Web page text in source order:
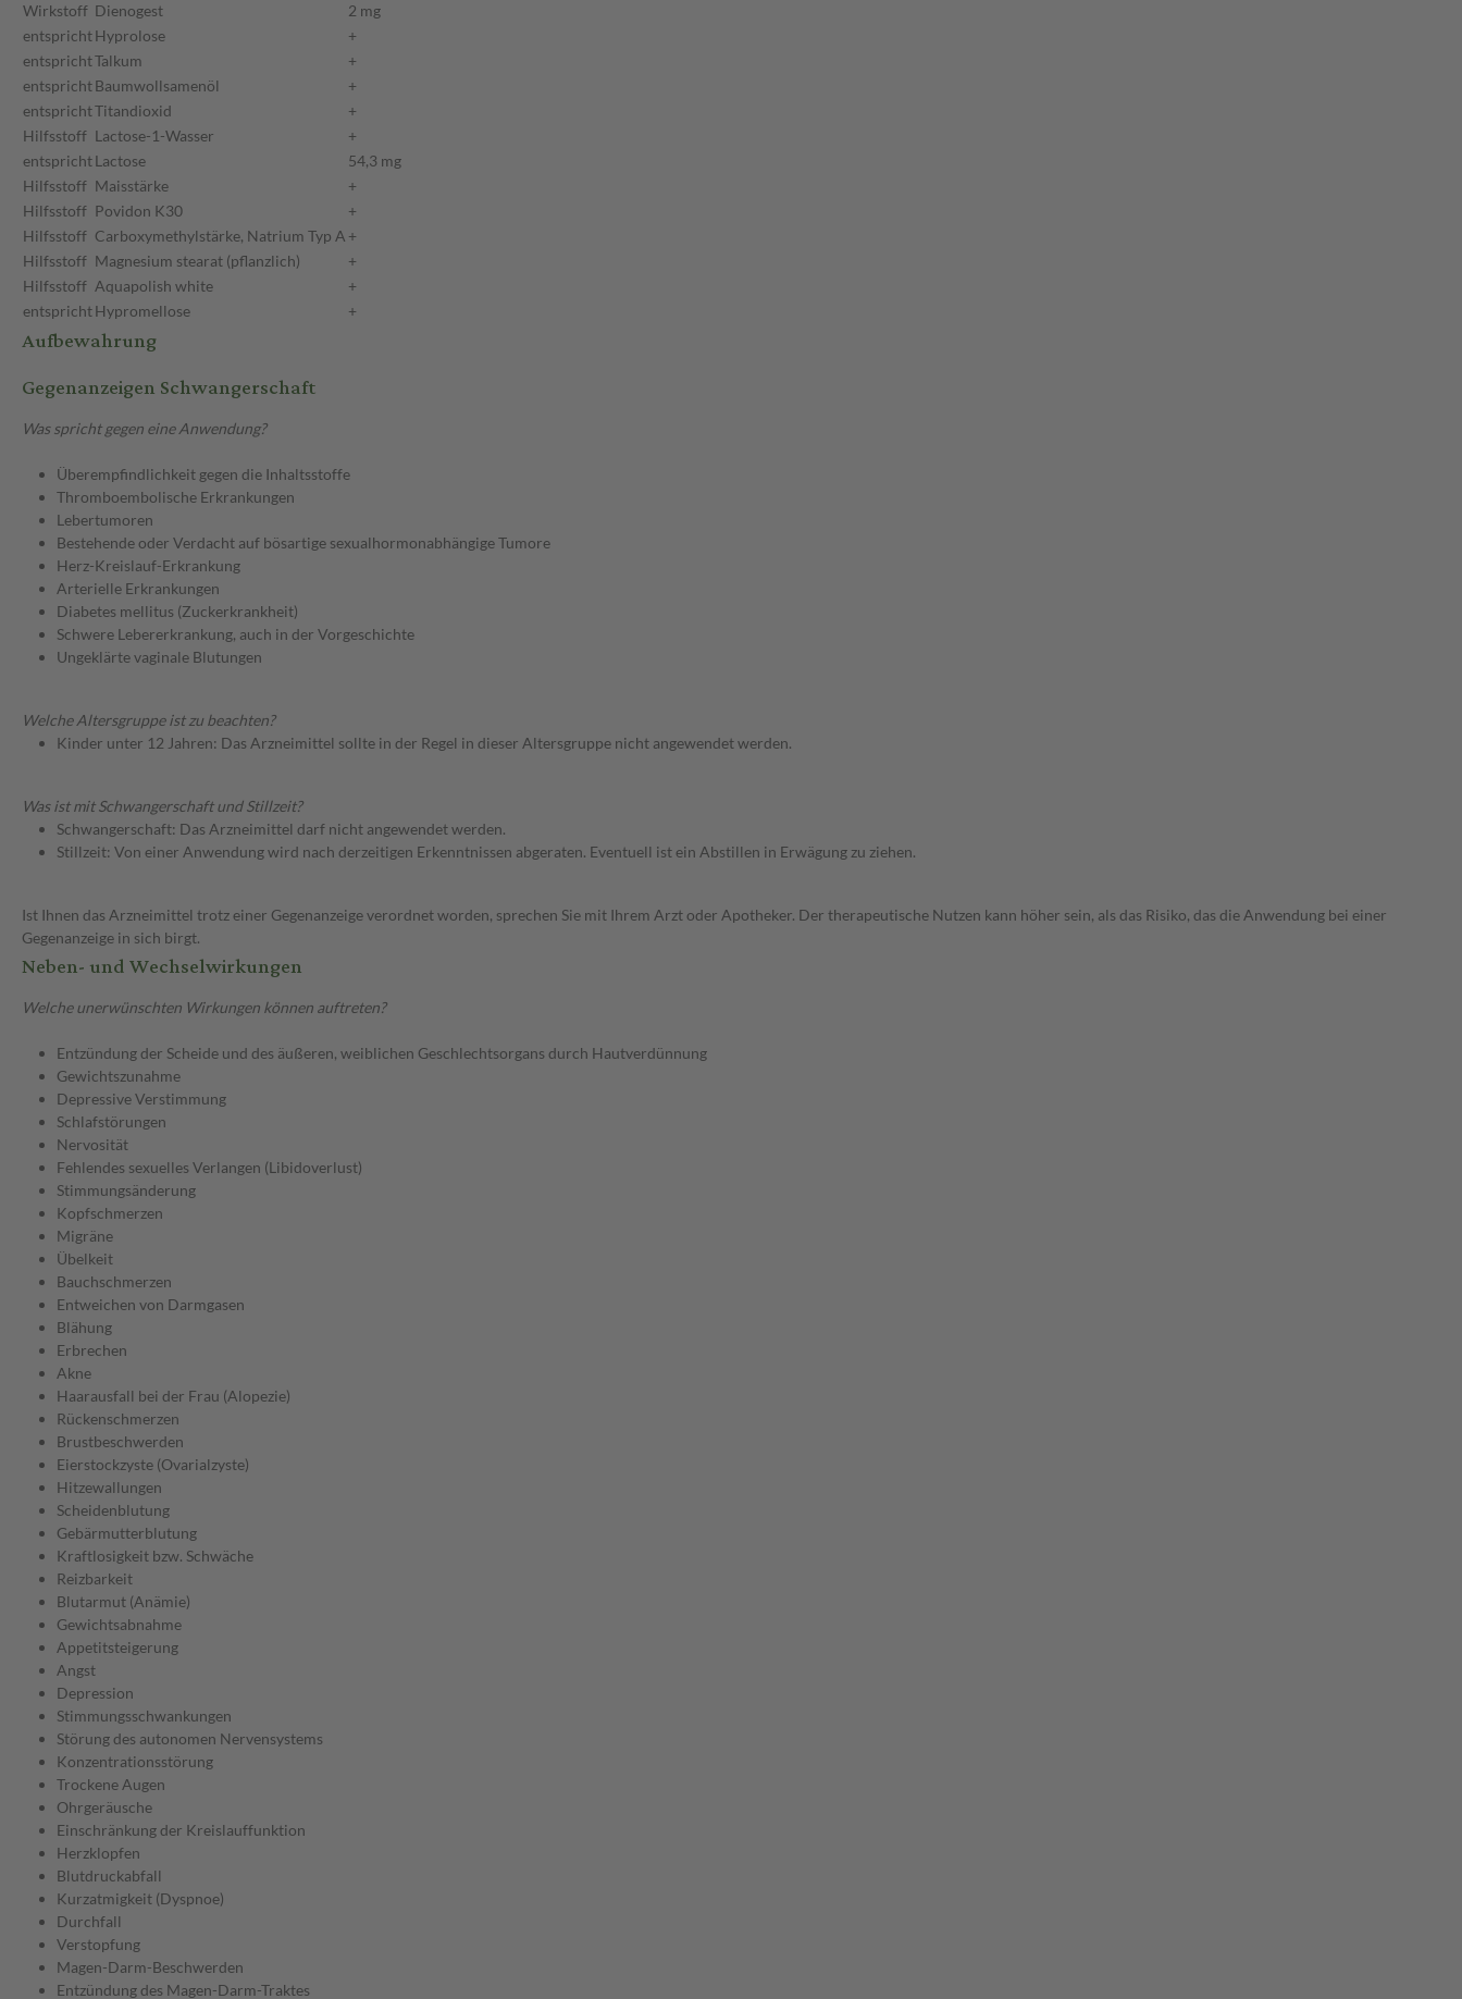
Wirkstoff Dienogest
2 mg
entsprichtHyprolose
+
entsprichtTalkum
+
entsprichtBaumwollsamenöl
+
entsprichtTitandioxid
+
Hilfsstoff Lactose-1-Wasser
+
entsprichtLactose
54,3 mg
Hilfsstoff Maisstärke
+
Hilfsstoff Povidon K30
+
Hilfsstoff Carboxymethylstärke, Natrium Typ A +
Hilfsstoff Magnesium stearat (pflanzlich)
+
Hilfsstoff Aquapolish white
+
entsprichtHypromellose +
Aufbewahrung
Gegenanzeigen Schwangerschaft
Was spricht gegen eine Anwendung?
Überempfindlichkeit gegen die Inhaltsstoffe
Thromboembolische Erkrankungen
Lebertumoren
Bestehende oder Verdacht auf bösartige sexualhormonabhängige Tumore
Herz-Kreislauf-Erkrankung
Arterielle Erkrankungen
Diabetes mellitus (Zuckerkrankheit)
Schwere Lebererkrankung, auch in der Vorgeschichte
Ungeklärte vaginale Blutungen
Welche Altersgruppe ist zu beachten?
Kinder unter 12 Jahren: Das Arzneimittel sollte in der Regel in dieser Altersgruppe nicht angewendet werden.
Was ist mit Schwangerschaft und Stillzeit?
Schwangerschaft: Das Arzneimittel darf nicht angewendet werden.
Stillzeit: Von einer Anwendung wird nach derzeitigen Erkenntnissen abgeraten. Eventuell ist ein Abstillen in Erwägung zu ziehen.
Ist Ihnen das Arzneimittel trotz einer Gegenanzeige verordnet worden, sprechen Sie mit Ihrem Arzt oder Apotheker. Der therapeutische Nutzen kann höher sein, als das Risiko, das die Anwendung bei einer
Gegenanzeige in sich birgt.
Neben- und Wechselwirkungen
Welche unerwünschten Wirkungen können auftreten?
Entzündung der Scheide und des äußeren, weiblichen Geschlechtsorgans durch Hautverdünnung
Gewichtszunahme
Depressive Verstimmung
Schlafstörungen
Nervosität
Fehlendes sexuelles Verlangen (Libidoverlust)
Stimmungsänderung
Kopfschmerzen
Migräne
Übelkeit
Bauchschmerzen
Entweichen von Darmgasen
Blähung
Erbrechen
Akne
Haarausfall bei der Frau (Alopezie)
Rückenschmerzen
Brustbeschwerden
Eierstockzyste (Ovarialzyste)
Hitzewallungen
Scheidenblutung
Gebärmutterblutung
Kraftlosigkeit bzw. Schwäche
Reizbarkeit
Blutarmut (Anämie)
Gewichtsabnahme
Appetitsteigerung
Angst
Depression
Stimmungsschwankungen
Störung des autonomen Nervensystems
Konzentrationsstörung
Trockene Augen
Ohrgeräusche
Einschränkung der Kreislauffunktion
Herzklopfen
Blutdruckabfall
Kurzatmigkeit (Dyspnoe)
Durchfall
Verstopfung
Magen-Darm-Beschwerden
Entzündung des Magen-Darm-Traktes